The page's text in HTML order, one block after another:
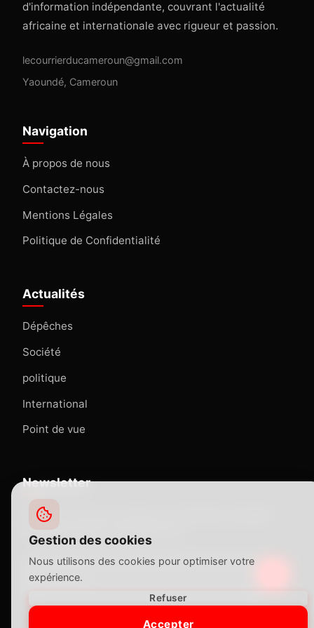
d'information indépendante, couvrant l'actualité
africaine et internationale avec rigueur et passion.
lecourrierducameroun@gmail.com
Yaoundé, Cameroun
Navigation
À propos de nous
Contactez-nous
Mentions Légales
Politique de Confidentialité
Actualités
Dépêches
Société
politique
International
Point de vue
Newsletter
Abonnez-vous pour recevoir nos dernières actualités
Gestion des cookies
Nous utilisons des cookies pour optimiser votre
expérience.
Refuser
Accepter